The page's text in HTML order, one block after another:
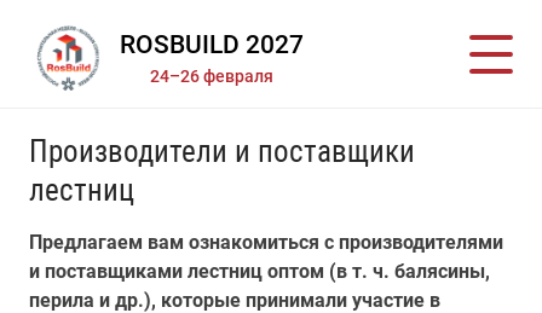
ROSBUILD 2027
24–26 февраля
Производители и поставщики
лестниц
Предлагаем вам ознакомиться с производителями
и поставщиками лестниц оптом (в т. ч. балясины,
перила и др.), которые принимали участие в